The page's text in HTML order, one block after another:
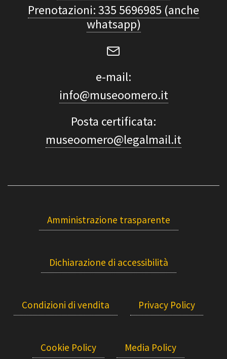
Prenotazioni: 335 5696985 (anche
whatsapp)
e-mail:
info@museoomero.it
Posta certificata:
museoomero@legalmail.it
Amministrazione trasparente
Dichiarazione di accessibilità
Condizioni di vendita Privacy Policy
Cookie Policy Media Policy